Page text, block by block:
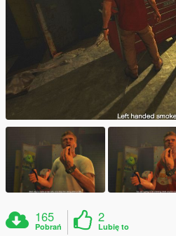
165
Pobrań
2
Lubię to